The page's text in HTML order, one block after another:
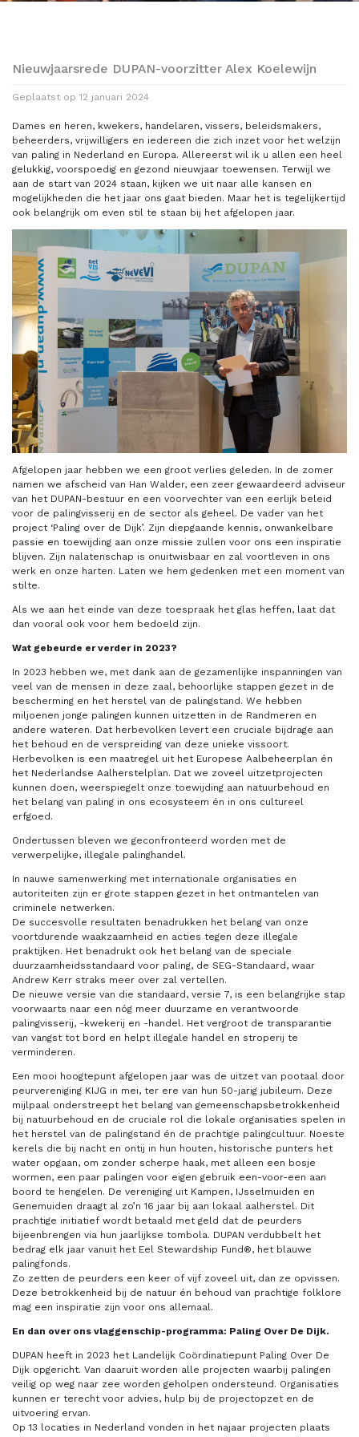
Nieuwjaarsrede DUPAN-voorzitter Alex Koelewijn
Geplaatst op 12 januari 2024
Dames en heren, kwekers, handelaren, vissers, beleidsmakers,
beheerders, vrijwilligers en iedereen die zich inzet voor het welzijn
van paling in Nederland en Europa. Allereerst wil ik u allen een heel
gelukkig, voorspoedig en gezond nieuwjaar toewensen. Terwijl we
aan de start van 2024 staan, kijken we uit naar alle kansen en
mogelijkheden die het jaar ons gaat bieden. Maar het is tegelijkertijd
ook belangrijk om even stil te staan bij het afgelopen jaar.
Afgelopen jaar hebben we een groot verlies geleden. In de zomer
namen we afscheid van Han Walder, een zeer gewaardeerd adviseur
van het DUPAN-bestuur en een voorvechter van een eerlijk beleid
voor de palingvisserij en de sector als geheel. De vader van het
project ‘Paling over de Dijk’. Zijn diepgaande kennis, onwankelbare
passie en toewijding aan onze missie zullen voor ons een inspiratie
blijven. Zijn nalatenschap is onuitwisbaar en zal voortleven in ons
werk en onze harten. Laten we hem gedenken met een moment van
stilte.
Als we aan het einde van deze toespraak het glas heffen, laat dat
dan vooral ook voor hem bedoeld zijn.
Wat gebeurde er verder in 2023?
In 2023 hebben we, met dank aan de gezamenlijke inspanningen van
veel van de mensen in deze zaal, behoorlijke stappen gezet in de
bescherming en het herstel van de palingstand. We hebben
miljoenen jonge palingen kunnen uitzetten in de Randmeren en
andere wateren. Dat herbevolken levert een cruciale bijdrage aan
het behoud en de verspreiding van deze unieke vissoort.
Herbevolken is een maatregel uit het Europese Aalbeheerplan én
het Nederlandse Aalherstelplan. Dat we zoveel uitzetprojecten
kunnen doen, weerspiegelt onze toewijding aan natuurbehoud en
het belang van paling in ons ecosysteem én in ons cultureel
erfgoed.
Ondertussen bleven we geconfronteerd worden met de
verwerpelijke, illegale palinghandel.
In nauwe samenwerking met internationale organisaties en
autoriteiten zijn er grote stappen gezet in het ontmantelen van
criminele netwerken.
De succesvolle resultaten benadrukken het belang van onze
voortdurende waakzaamheid en acties tegen deze illegale
praktijken. Het benadrukt ook het belang van de speciale
duurzaamheidsstandaard voor paling, de SEG-Standaard, waar
Andrew Kerr straks meer over zal vertellen.
De nieuwe versie van die standaard, versie 7, is een belangrijke stap
voorwaarts naar een nóg meer duurzame en verantwoorde
palingvisserij, -kwekerij en -handel. Het vergroot de transparantie
van vangst tot bord en helpt illegale handel en stroperij te
verminderen.
Een mooi hoogtepunt afgelopen jaar was de uitzet van pootaal door
peurvereniging KIJG in mei, ter ere van hun 50-jarig jubileum. Deze
mijlpaal onderstreept het belang van gemeenschapsbetrokkenheid
bij natuurbehoud en de cruciale rol die lokale organisaties spelen in
het herstel van de palingstand én de prachtige palingcultuur. Noeste
kerels die bij nacht en ontij in hun houten, historische punters het
water opgaan, om zonder scherpe haak, met alleen een bosje
wormen, een paar palingen voor eigen gebruik een-voor-een aan
boord te hengelen. De vereniging uit Kampen, IJsselmuiden en
Genemuiden draagt al zo’n 16 jaar bij aan lokaal aalherstel. Dit
prachtige initiatief wordt betaald met geld dat de peurders
bijeenbrengen via hun jaarlijkse tombola. DUPAN verdubbelt het
bedrag elk jaar vanuit het Eel Stewardship Fund®, het blauwe
palingfonds.
Zo zetten de peurders een keer of vijf zoveel uit, dan ze opvissen.
Deze betrokkenheid bij de natuur én behoud van prachtige folklore
mag een inspiratie zijn voor ons allemaal.
En dan over ons vlaggenschip-programma: Paling Over De Dijk.
DUPAN heeft in 2023 het Landelijk Coördinatiepunt Paling Over De
Dijk opgericht. Van daaruit worden alle projecten waarbij palingen
veilig op weg naar zee worden geholpen ondersteund. Organisaties
kunnen er terecht voor advies, hulp bij de projectopzet en de
uitvoering ervan.
Op 13 locaties in Nederland vonden in het najaar projecten plaats